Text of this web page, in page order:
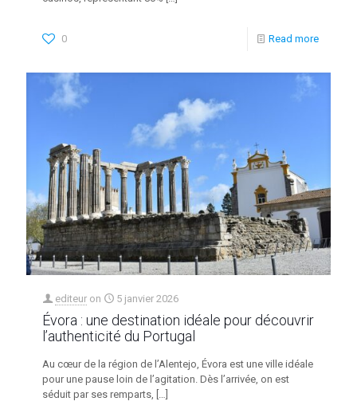
0 Read more
editeur on 5 janvier 2026
Évora : une destination idéale pour découvrir
l’authenticité du Portugal
Au cœur de la région de l’Alentejo, Évora est une ville idéale
pour une pause loin de l’agitation. Dès l’arrivée, on est
séduit par ses remparts, […]